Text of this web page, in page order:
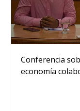
Conferencia
economía